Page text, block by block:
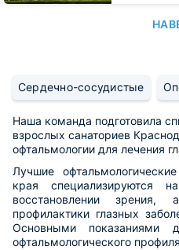
Сердечно-сосудистые
Наша команда подготовила
взрослых санаториев
офтальмологии для лечения
Лучшие
края специализируются
восстановлении
профилактики глазных
Основными показаниями
офтальмологического